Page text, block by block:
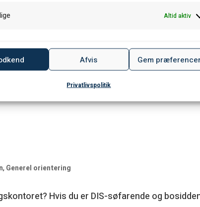
Altid aktiv
Afvis Gem
Privatlivspolitik
kan ændres samt flere andre...
for hvert indkomstår?
,Generel orientering
,Generel orientering
Hvis du er DIS-søfarende og